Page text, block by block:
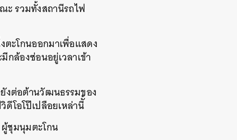
ะ รวมทั้งสถานีรถไฟ
ตะโกนออกมาเพื่อแสดง
ล้องซ่อนอยู่เวลาเข้า
งต่อต้านวัฒนธรรมของ
โอโป๊เปลือยเหล่านีั้
ชุมนุมตะโกน